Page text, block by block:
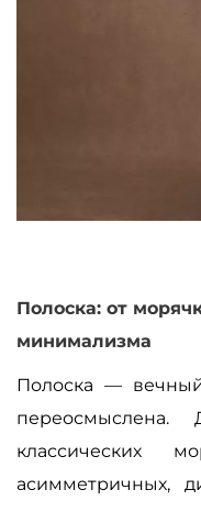
Полоска: от
минимализма
Полоска —
переосмыслена.
классических
асимметричных,